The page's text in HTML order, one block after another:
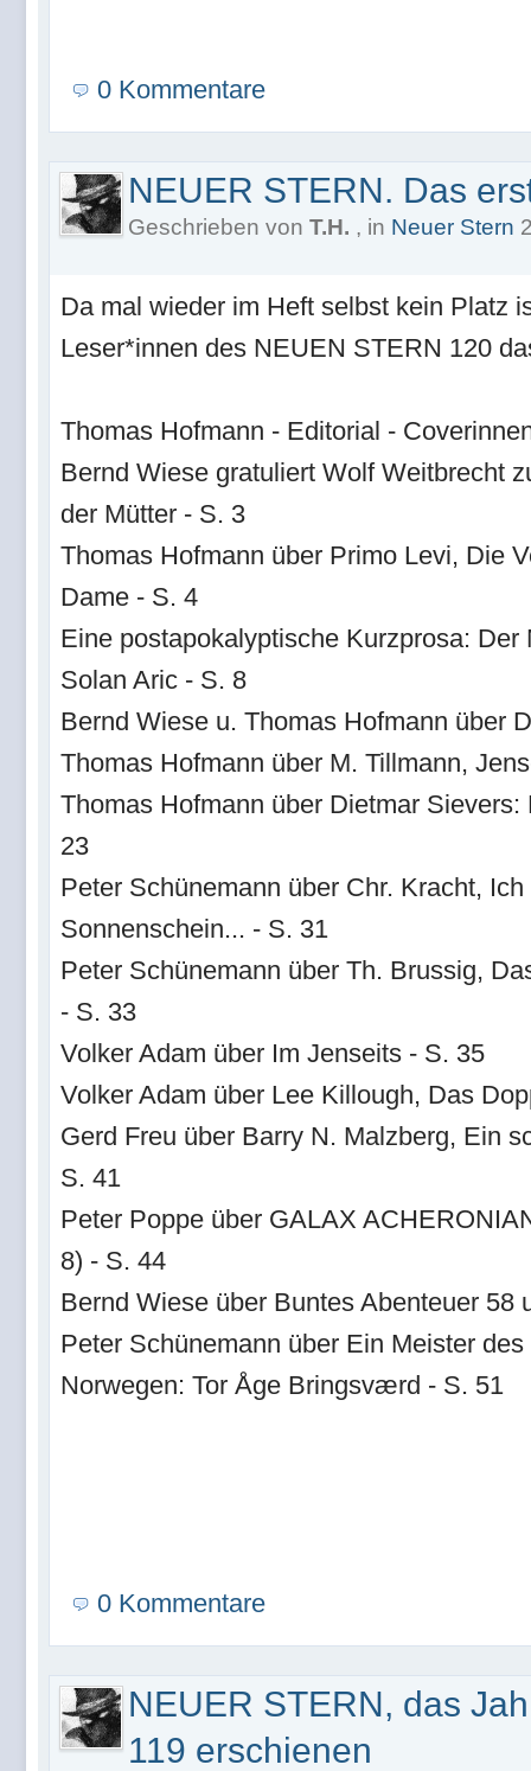
0 Kommentare
NEUER STERN. Das
Geschrieben von T.H. , in Neuer Stern
Da mal wieder im Heft selbst kein Platz
Leser*innen des NEUEN STERN 120
Thomas Hofmann - Editorial -
Bernd Wiese gratuliert Wolf Weitbrecht
der Mütter - S. 3
Thomas Hofmann über Primo Levi, Die
Dame - S. 4
Eine postapokalyptische Kurzprosa: Der
Solan Aric - S. 8
Bernd Wiese u. Thomas Hofmann über
Thomas Hofmann über M. Tillmann,
Thomas Hofmann über Dietmar
23
Peter Schünemann über Chr. Kracht,
Sonnenschein... - S. 31
Peter Schünemann über Th. Brussig,
- S. 33
Volker Adam über Im Jenseits - S. 35
Volker Adam über Lee Killough, Das
Gerd Freu über Barry N. Malzberg, Ein
S. 41
Peter Poppe über GALAX
8) - S. 44
Bernd Wiese über Buntes Abenteuer 58
Peter Schünemann über Ein Meister
Norwegen: Tor Åge Bringsværd - S. 51
0 Kommentare
NEUER STERN, das
119 erschienen